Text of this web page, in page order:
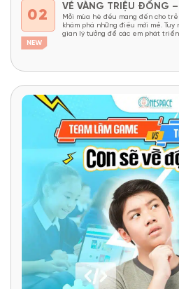
02
VÉ VÀNG TRIỆU ĐỒNG
Mỗi mùa hè đều mang đến cho
khám phá những điều mới mẻ.
gian lý tưởng để các em phát